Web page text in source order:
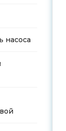
насоса